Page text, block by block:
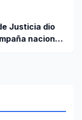
Justicia dio
nacional